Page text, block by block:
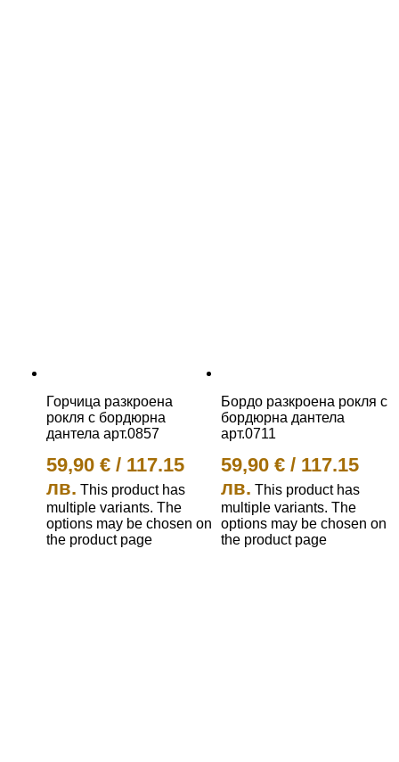
Горчица разкроена
рокля с бордюрна
дантела арт.0857
59,90 € / 117.15
лв. This product has
multiple variants. The
options may be chosen on
the product page
Бордо разкроена рокля с
бордюрна дантела
арт.0711
59,90 € / 117.15
лв. This product has
multiple variants. The
options may be chosen on
the product page